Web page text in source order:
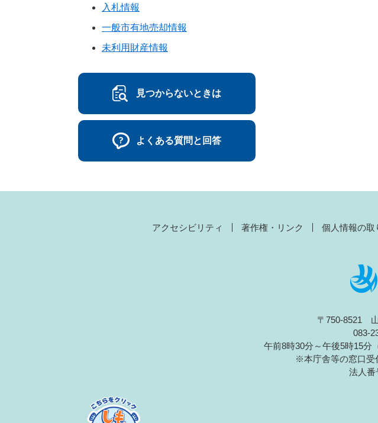
入札情報
一般市有地売却情報
未利用財産情報
見つからないときは
よくある質問と回答
アクセシビリティ 著作権・リンク 個人情報の取
〒750-8521
083-
午前8時30分～午後5時15分
※本庁舎等の窓口受
法人番